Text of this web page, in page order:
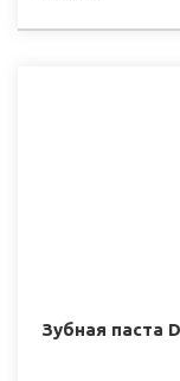
Зубная паста